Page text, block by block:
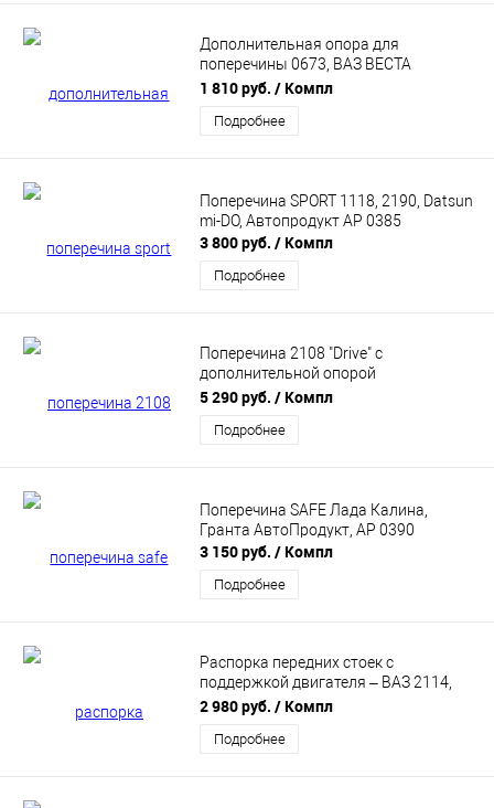
Дополнительная опора для
поперечины 0673, ВАЗ ВЕСТА
АВТОПРОДУКТ AP 0670
1 810 руб. / Компл
Подробнее
Поперечина SPORT 1118, 2190, Datsun
mi-DO, Автопродукт АР 0385
3 800 руб. / Компл
Подробнее
Поперечина 2108 "Drive" с
дополнительной опорой
АВТОПРОДУКТ АР 0092
5 290 руб. / Компл
Подробнее
Поперечина SAFE Лада Калина,
Гранта АвтоПродукт, АР 0390
3 150 руб. / Компл
Подробнее
Распорка передних стоек с
поддержкой двигателя – ВАЗ 2114,
2115, 2113; ВАЗ 2108-21099 (16-кл.)
АВТОПРОДУКТ AP 0295
2 980 руб. / Компл
Подробнее